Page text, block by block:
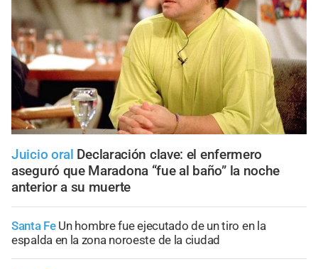
Juicio oral Declaración clave: el enfermero
aseguró que Maradona “fue al baño” la noche
anterior a su muerte
Santa Fe Un hombre fue ejecutado de un tiro en la
espalda en la zona noroeste de la ciudad